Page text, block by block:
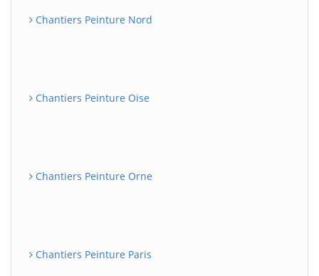
Chantiers Peinture Nord
Chantiers Peinture Oise
Chantiers Peinture Orne
Chantiers Peinture Paris